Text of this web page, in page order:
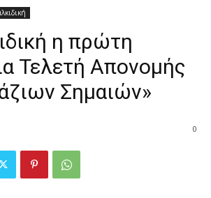
η πρώτη
Τελετή Απονομής
Σημαιών»
0